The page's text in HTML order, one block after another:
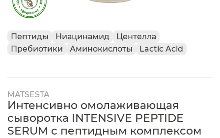
Пептиды Ниацинамид
Центелла
Пребиотики
Аминокислоты Lactic Acid
MATSESTA
Интенсивно омолаживающая
сыворотка INTENSIVE PEPTIDE
SERUM с пептидным комплексом